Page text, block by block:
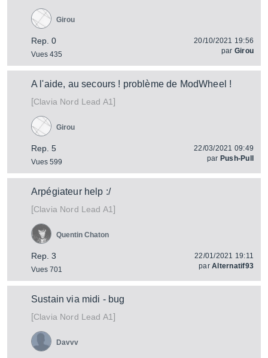
Rep. 0
Vues 435
Girou
20/10/2021 19:56
par Girou
A l'aide, au secours ! problème de ModWheel !
[Clavia Nord Lead A1]
Rep. 5
Vues 599
Girou
22/03/2021 09:49
par Push-Pull
Arpégiateur help :/
[Clavia Nord Lead A1]
Rep. 3
Vues 701
Quentin Chaton
22/01/2021 19:11
parAlternatif93
Sustain via midi - bug
[Clavia Nord Lead A1]
Davvv